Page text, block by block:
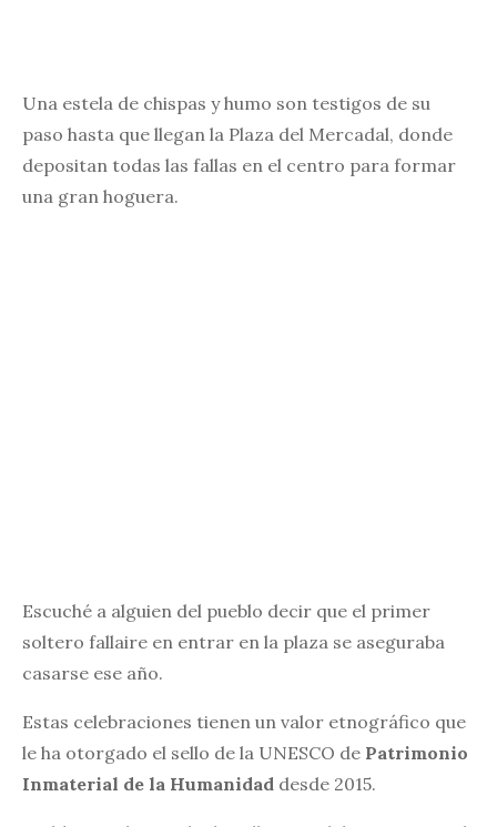
Una estela de chispas y humo son testigos de su
paso hasta que llegan la Plaza del Mercadal, donde
depositan todas las fallas en el centro para formar
una gran hoguera.
Escuché a alguien del pueblo decir que el primer
soltero fallaire en entrar en la plaza se aseguraba
casarse ese año.
Estas celebraciones tienen un valor etnográfico que
le ha otorgado el sello de la UNESCO de Patrimonio
Inmaterial de la Humanidad desde 2015.